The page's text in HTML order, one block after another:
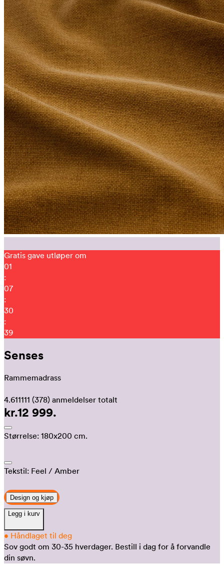
Gratis gave utløper om
01
:
07
:
30
:
33
Senses
Rammemadrass
4.611111 (378) anmeldelser totalt
kr.12 999.
Størrelse: 180x200 cm.
Tekstil: Feel / Amber
Design og kjøp
Legg i kurv
• Håndlaget til deg
Sov godt om 30-35 hverdager. Bestill i dag for å forvandle
din søvn.